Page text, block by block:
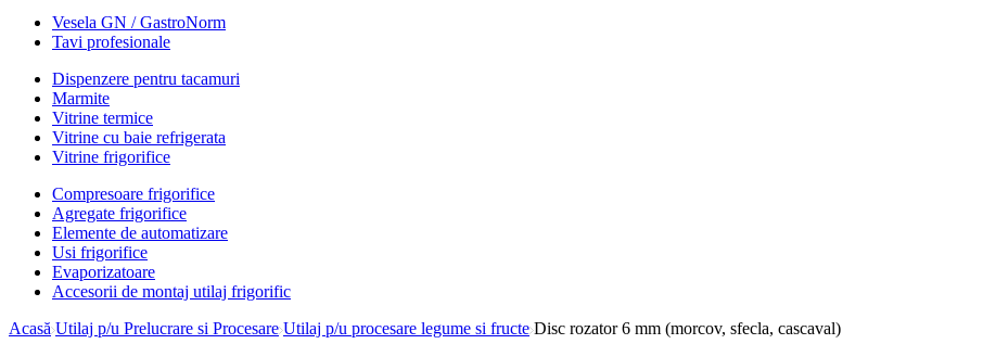
Vesela GN / GastroNorm
Tavi profesionale
Dispenzere pentru tacamuri
Marmite
Vitrine termice
Vitrine cu baie refrigerata
Vitrine frigorifice
Compresoare frigorifice
Agregate frigorifice
Elemente de automatizare
Usi frigorifice
Evaporizatoare
Accesorii de montaj utilaj frigorific
Acasă Utilaj p/u Prelucrare si Procesare Utilaj p/u procesare legume si fructe Disc rozator 6 mm (morcov, sfecla, cascaval)